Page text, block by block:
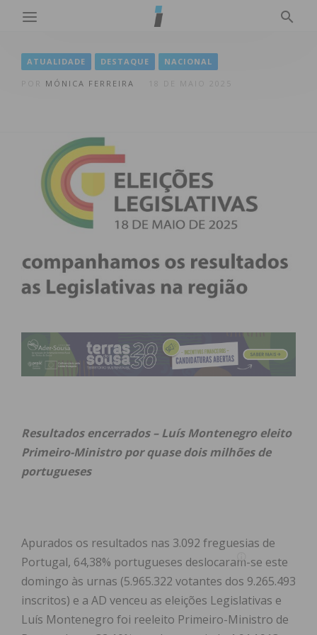
ATUALIDADE DESTAQUE NACIONAL
MÓNICA FERREIRA 18 DE MAIO 2025
Resultados encerrados – Luís Montenegro eleito
Primeiro-Ministro por quase dois milhões de
portugueses
Apurados os resultados nas 3.092 freguesias de
Portugal, 64,38% portugueses deslocaram-se este
domingo às urnas (5.965.322 votantes dos 9.265.493
inscritos) e a AD venceu as eleições Legislativas e
Luís Montenegro foi reeleito Primeiro-Ministro de